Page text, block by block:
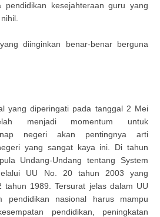
kesejahteraan guru yang
diinginkan benar-benar berguna
yang diperingati pada tanggal 2 Mei
menjadi momentum untuk
negeri akan pentingnya arti
yang sangat kaya ini. Di tahun
Undang-Undang tentang System
UU No. 20 tahun 2003 yang
tahun 1989. Tersurat jelas dalam UU
pendidikan nasional harus mampu
pendidikan, peningkatan